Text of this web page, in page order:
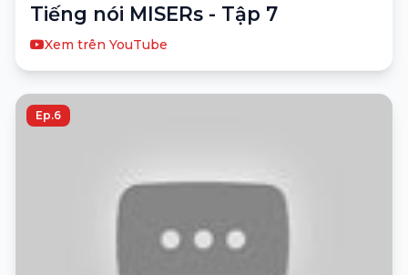
Tiếng nói MISERs - Tập 7
Xem trên YouTube
Ep.6